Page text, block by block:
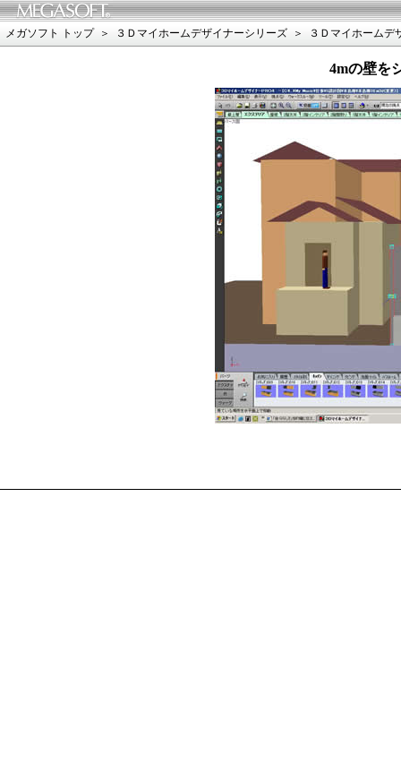
メガソフト トップ ＞ ３Ｄマイホームデザイナーシリーズ ＞ ３Ｄマイホームデ
4mの壁を